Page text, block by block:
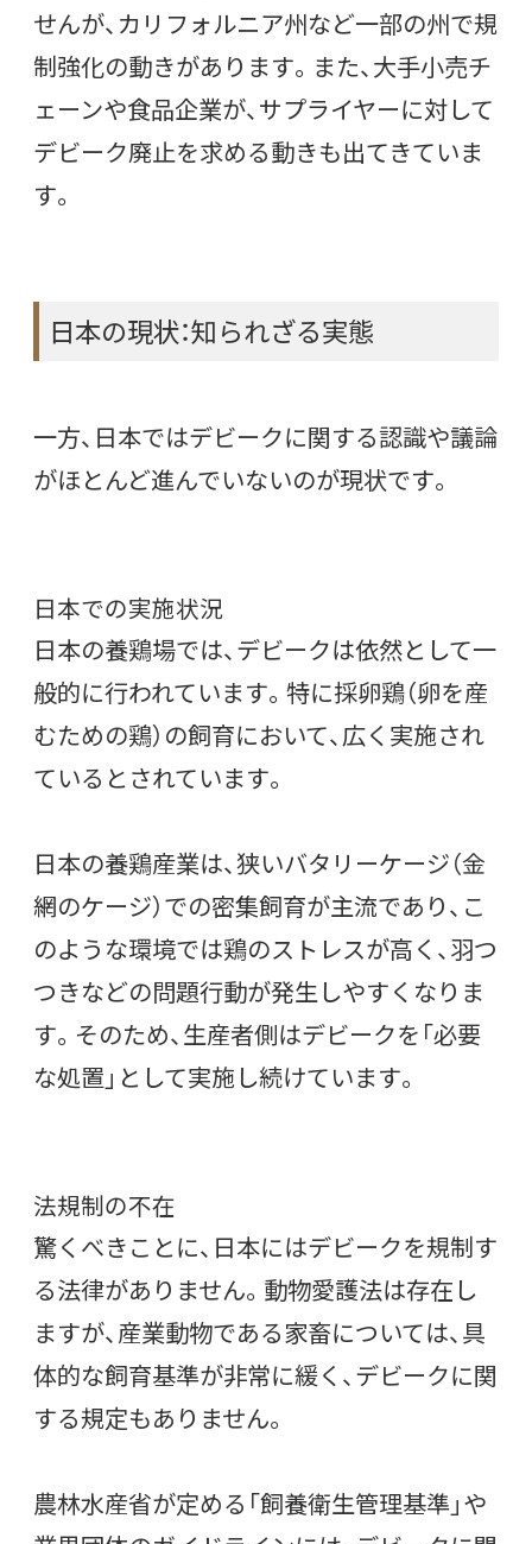
せんが、カリフォルニア州など一部の州で規
制強化の動きがあります。また、大手小売チ
ェーンや食品企業が、サプライヤーに対して
デビーク廃止を求める動きも出てきていま
す。
日本の現状：知られざる実態
一方、日本ではデビークに関する認識や議論
がほとんど進んでいないのが現状です。
日本での実施状況
日本の養鶏場では、デビークは依然として一
般的に行われています。特に採卵鶏（卵を産
むための鶏）の飼育において、広く実施され
ているとされています。
日本の養鶏産業は、狭いバタリーケージ（金
網のケージ）での密集飼育が主流であり、こ
のような環境では鶏のストレスが高く、羽つ
つきなどの問題行動が発生しやすくなりま
す。そのため、生産者側はデビークを「必要
な処置」として実施し続けています。
法規制の不在
驚くべきことに、日本にはデビークを規制す
る法律がありません。動物愛護法は存在し
ますが、産業動物である家畜については、具
体的な飼育基準が非常に緩く、デビークに関
する規定もありません。
農林水産省が定める「飼養衛生管理基準」や